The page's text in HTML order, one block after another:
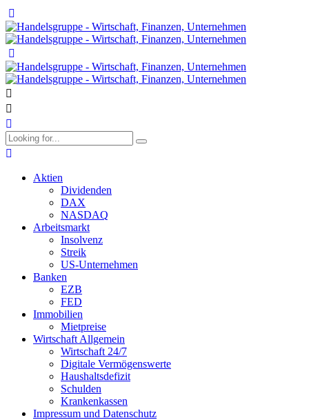
Aktien
Dividenden
DAX
NASDAQ
Arbeitsmarkt
Insolvenz
Streik
US-Unternehmen
Banken
EZB
FED
Immobilien
Mietpreise
Wirtschaft Allgemein
Wirtschaft 24/7
Digitale Vermögenswerte
Haushaltsdefizit
Schulden
Krankenkassen
Impressum und Datenschutz